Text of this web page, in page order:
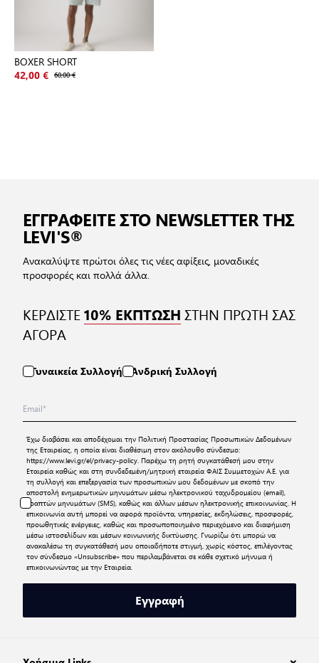
BOXER SHORT
42,00 € 60,00 €
ΕΓΓΡΑΦΕΙΤΕ ΣΤΟ NEWSLETTER ΤΗΣ
LEVI'S®
Ανακαλύψτε πρώτοι όλες τις νέες αφίξεις, μοναδικές
προσφορές και πολλά άλλα.
ΚΕΡΔΙΣΤΕ10% ΕΚΠΤΩΣΗ ΣΤΗΝ ΠΡΩΤΗ ΣΑΣ
ΑΓΟΡΑ
Γυναικεία Συλλογή Ανδρική Συλλογή
Έχω διαβάσει και αποδέχομαι την Πολιτική Προστασίας Προσωπικών Δεδομένων
της Εταιρείας, η οποία είναι διαθέσιμη στον ακόλουθο σύνδεσμο:
https://www.levi.gr/el/privacy-policy. Παρέχω τη ρητή συγκατάθεσή μου στην
Εταιρεία καθώς και στη συνδεδεμένη/μητρική εταιρεία ΦΑΙΣ Συμμετοχών Α.Ε. για
τη συλλογή και επεξεργασία των προσωπικών μου δεδομένων με σκοπό την
αποστολή ενημερωτικών μηνυμάτων μέσω ηλεκτρονικού ταχυδρομείου (email),
γραπτών μηνυμάτων (SMS), καθώς και άλλων μέσων ηλεκτρονικής επικοινωνίας. Η
επικοινωνία αυτή μπορεί να αφορά προϊόντα, υπηρεσίες, εκδηλώσεις, προσφορές,
προωθητικές ενέργειες, καθώς και προσωποποιημένο περιεχόμενο και διαφήμιση
μέσω ιστοσελίδων και μέσων κοινωνικής δικτύωσης. Γνωρίζω ότι μπορώ να
ανακαλέσω τη συγκατάθεσή μου οποιαδήποτε στιγμή, χωρίς κόστος, επιλέγοντας
τον σύνδεσμο «Unsubscribe» που περιλαμβάνεται σε κάθε σχετικό μήνυμα ή
επικοινωνώντας με την Εταιρεία.
Εγγραφή